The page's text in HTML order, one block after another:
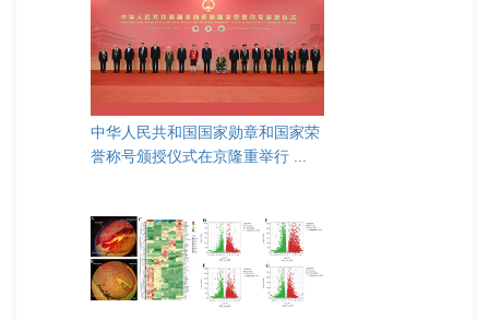
中华人民共和国国家勋章和国家荣
誉称号颁授仪式在京隆重举行 ...